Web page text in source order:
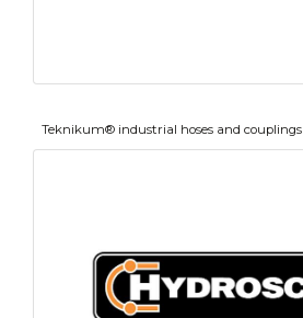
Teknikum® industrial hoses and couplings